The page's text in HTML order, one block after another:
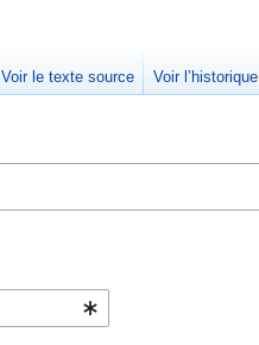
Voir le texte source Voir l’historique